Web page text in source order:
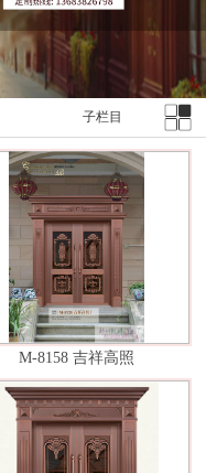
子栏目
M-8158 吉祥高照